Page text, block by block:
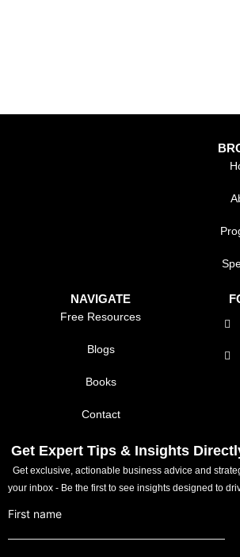
NAVIGATE
Free Resources
Blogs
Books
Contact
Get Expert Tips & Insights
Get exclusive, actionable business advice and
your inbox - Be the first to see insights designed to
First name